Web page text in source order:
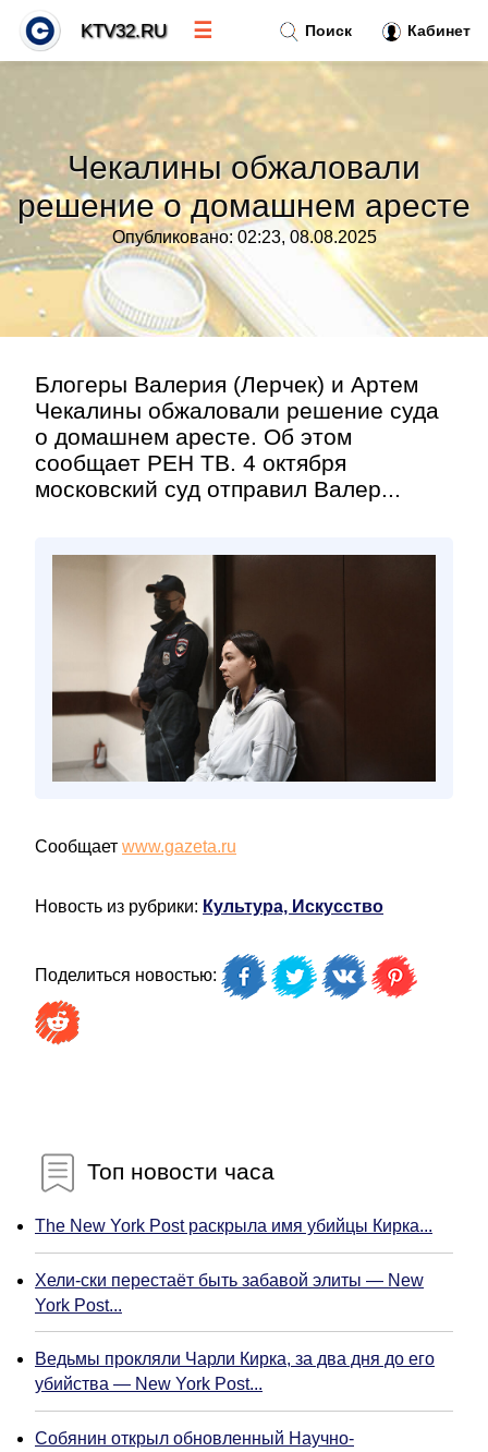
Чекалины обжаловали
решение о домашнем аресте
Опубликовано: 02:23, 08.08.2025
Блогеры Валерия (Лерчек) и Артем
Чекалины обжаловали решение суда
о домашнем аресте. Об этом
сообщает РЕН ТВ. 4 октября
московский суд отправил Валер...
Сообщает www.gazeta.ru
Новость из рубрики: Культура, Искусство
Поделиться новостью:
Топ новости часа
The New York Post раскрыла имя убийцы Кирка...
Хели-ски перестаёт быть забавой элиты — New
York Post...
Ведьмы прокляли Чарли Кирка, за два дня до его
убийства — New York Post...
Собянин открыл обновленный Научно-
Поиск Кабинет
KTV32.RU ☰
Тренды новостей»
Рубрики»
Правила»
Контакт»